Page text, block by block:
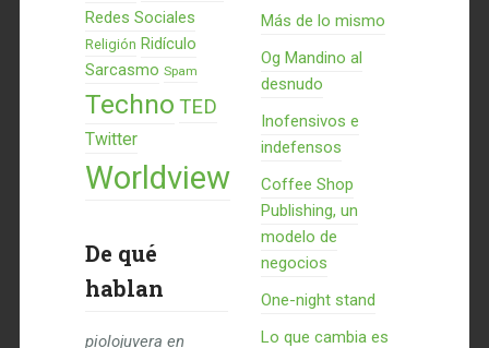
Redes Sociales
Religión Ridículo
Sarcasmo Spam
Techno TED
Twitter
Worldview
De qué
hablan
piolojuvera en
Más de lo mismo
Og Mandino al
desnudo
Inofensivos e
indefensos
Coffee Shop
Publishing, un
modelo de
negocios
One-night stand
Lo que cambia es